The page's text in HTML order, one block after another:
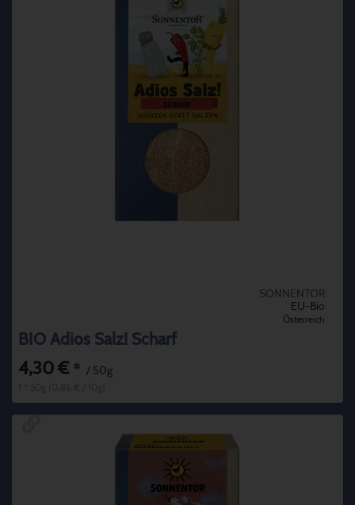
SONNENTOR
EU-Bio
Österreich
BIO Adios Salz! Scharf
4,30 € * / 50g